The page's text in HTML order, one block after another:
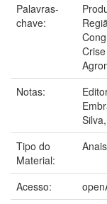
Palavras-
chave:
Notas:
Tipo do
Material:
Acesso: